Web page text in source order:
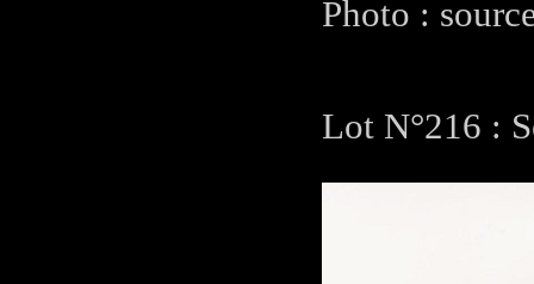
Photo :
Lot N°216 :